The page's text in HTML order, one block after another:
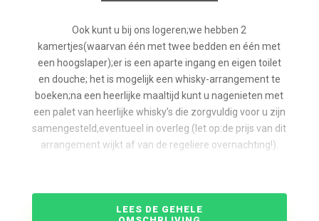
Ook kunt u bij ons logeren;we hebben 2
kamertjes(waarvan één met twee bedden en één met
een hoogslaper);er is een aparte ingang en eigen toilet
en douche; het is mogelijk een whisky-arrangement te
boeken;na een heerlijke maaltijd kunt u nagenieten met
een palet van heerlijke whisky’s die zorgvuldig voor u zijn
samengesteld,eventueel in overleg (let op:de prijs van dit
arrangement wijkt af van de regeliere overnachting!).
ontbijt gebruiken, bijv. in geval u ’s morgens zeer vroeg
LEES DE GEHELE